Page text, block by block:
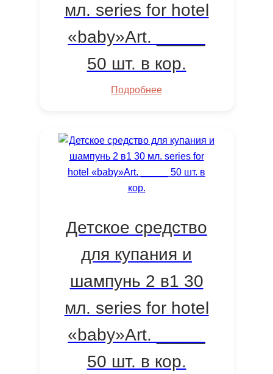
мл. series for hotel
«baby»Art. _____
50 шт. в кор.
Подробнее
Детское средство
для купания и
шампунь 2 в1 30
мл. series for hotel
«baby»Art. _____
50 шт. в кор.